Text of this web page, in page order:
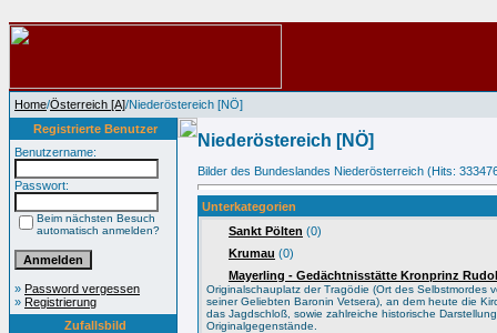
Home/Österreich [A]/Niederöstereich [NÖ]
Registrierte Benutzer
Benutzername:
Passwort:
Beim nächsten Besuch
automatisch anmelden?
» Password vergessen
» Registrierung
Zufallsbild
Niederöstereich [NÖ]
Bilder des Bundeslandes Niederösterreich (Hits:
Unterkategorien
Sankt Pölten (0)
Krumau (0)
Mayerling - Gedächtnisstätte Kronprinz
Originalschauplatz der Tragödie (Ort des Selbstmordes
seiner Geliebten Baronin Vetsera), an dem heute die
das Jagdschloß, sowie zahlreiche historische
Originalgegenstände.